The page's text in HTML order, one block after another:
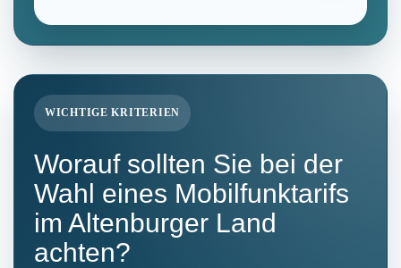
WICHTIGE KRITERIEN
Worauf sollten Sie bei der
Wahl eines Mobilfunktarifs
im Altenburger Land
achten?